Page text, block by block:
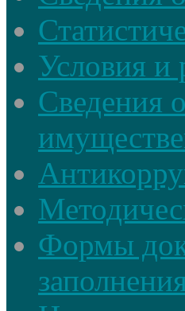
Условия и
Сведения
Формы